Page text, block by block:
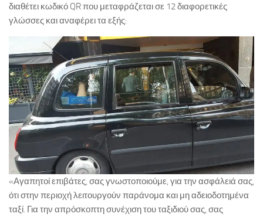
διαθέτει κωδικό QR που μεταφράζεται σε 12 διαφορετικές
γλώσσες και αναφέρει τα εξής:
«Αγαπητοί επιβάτες, σας γνωστοποιούμε, για την ασφάλειά σας,
ότι στην περιοχή λειτουργούν παράνομα και μη αδειοδοτημένα
ταξί. Για την απρόσκοπτη συνέχιση του ταξιδιού σας, σας